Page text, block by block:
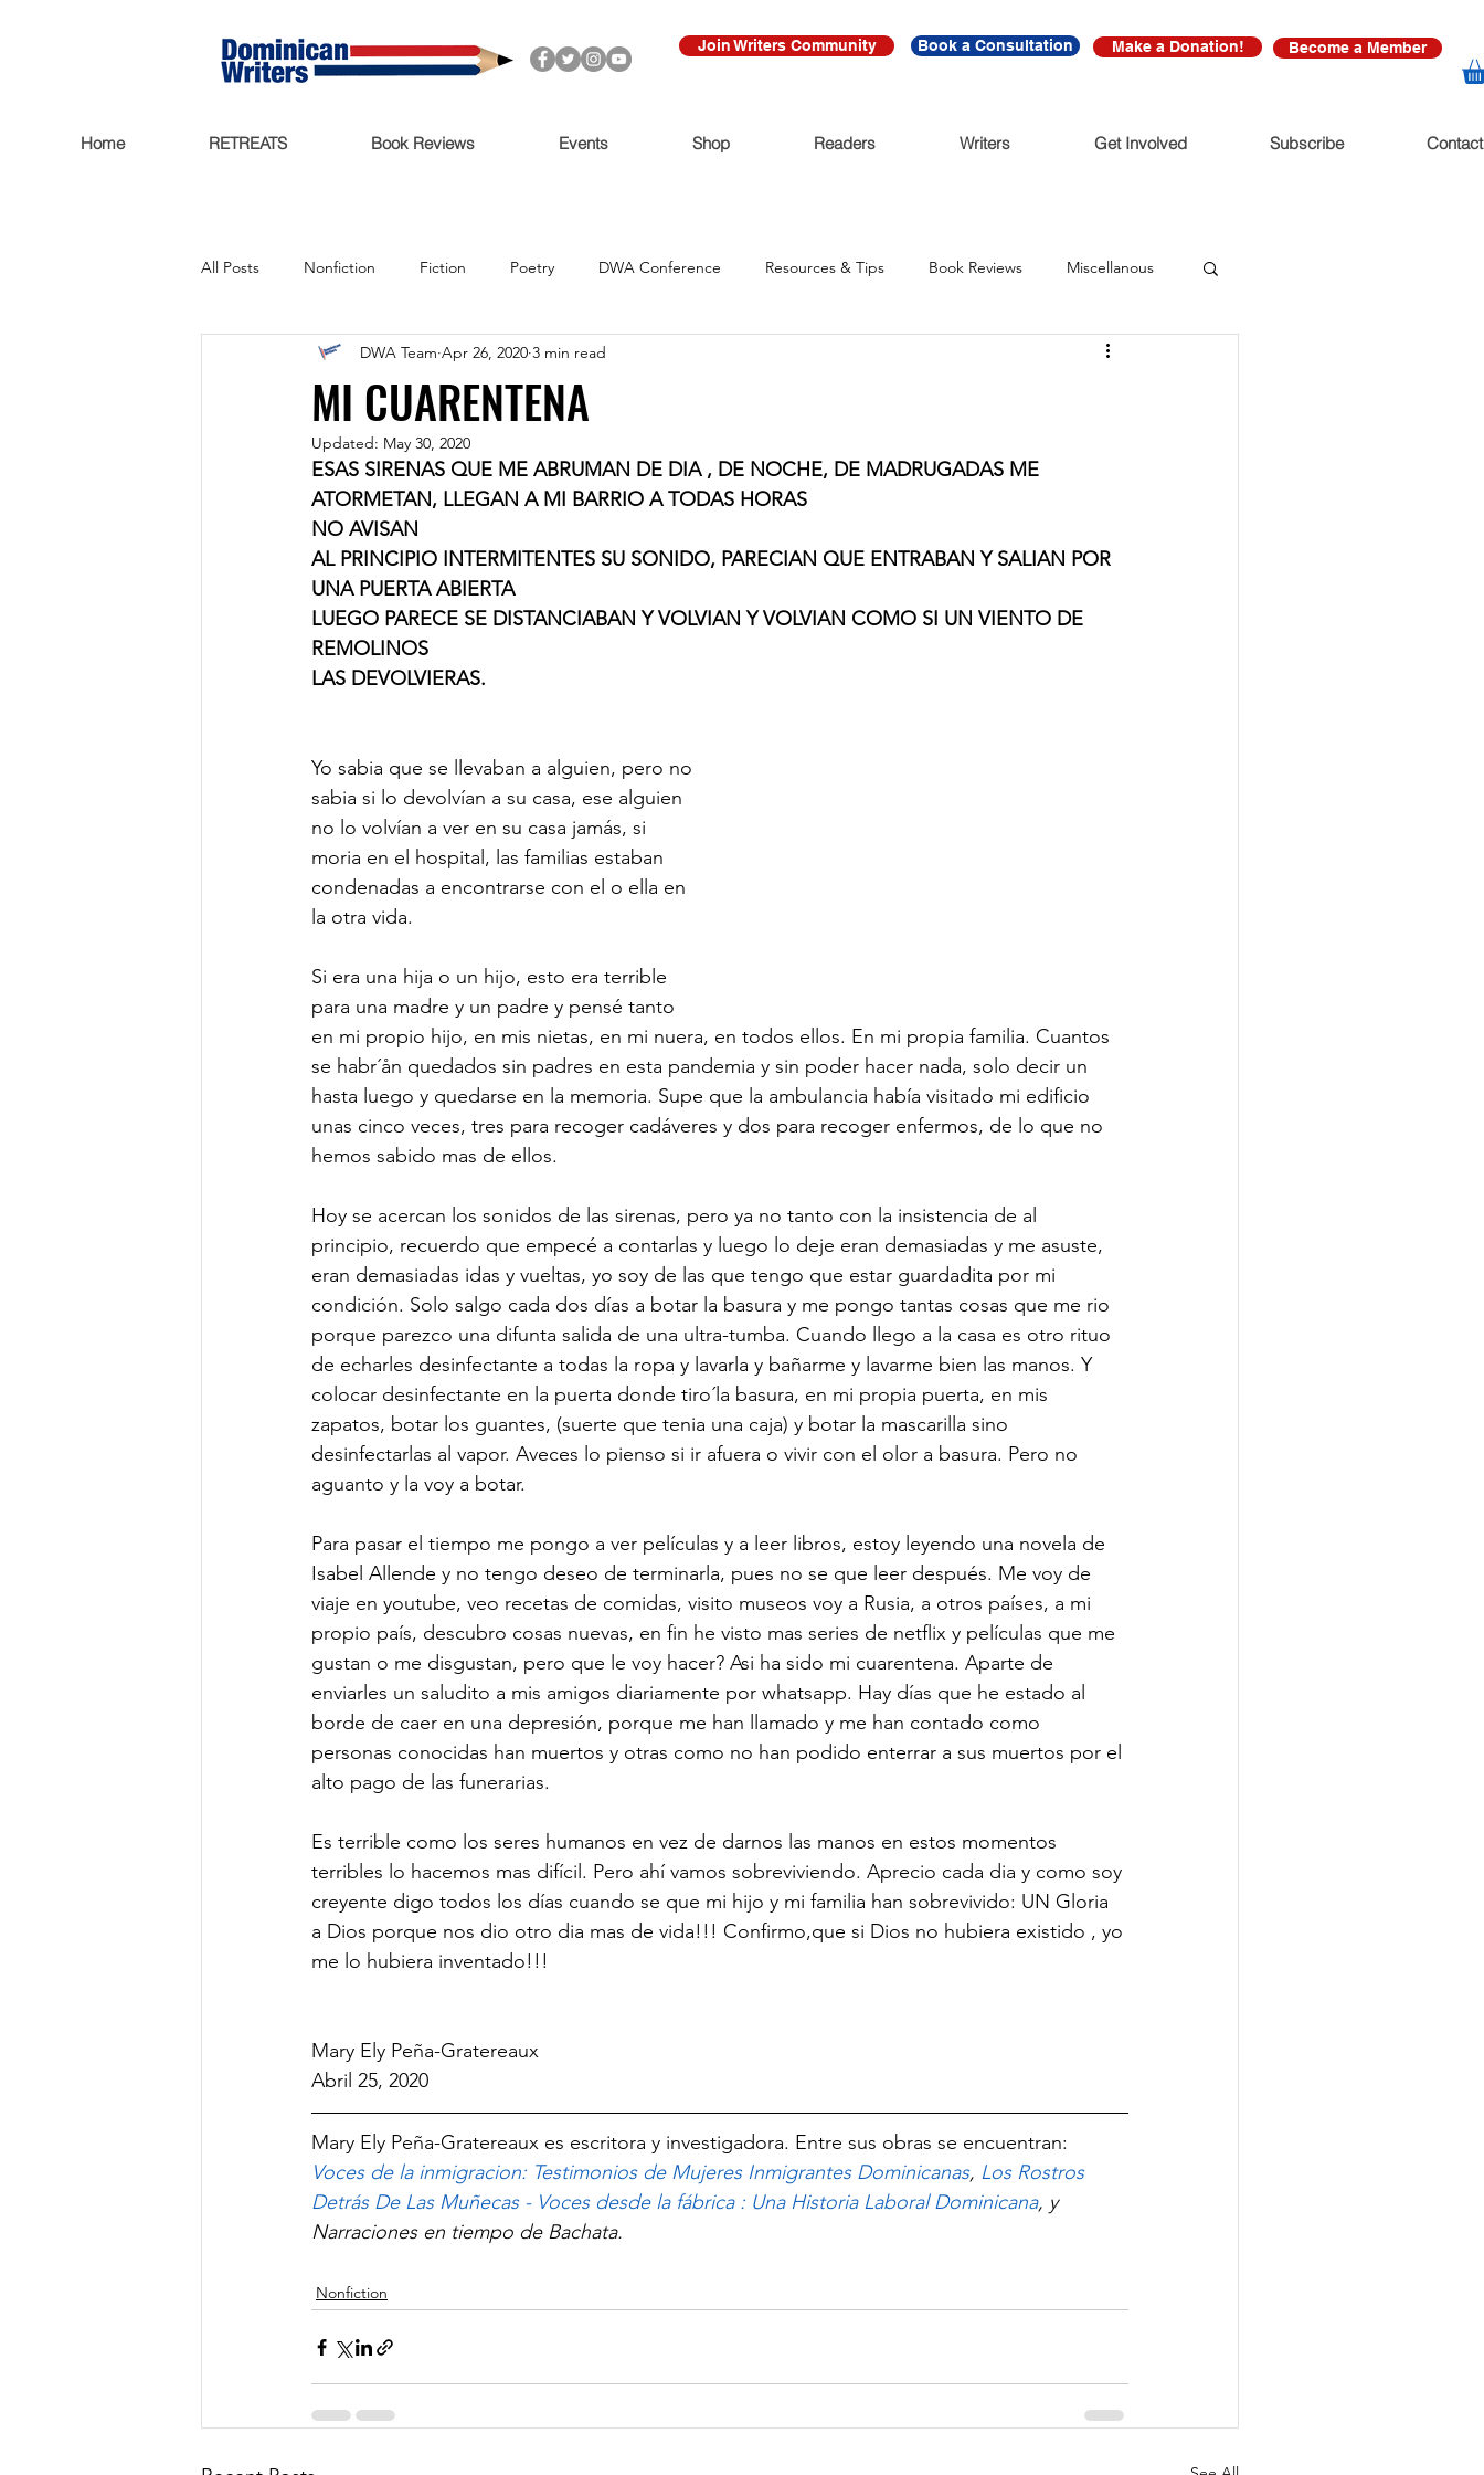
Join Writers Community Book a Consultation Make a Donation! Become a Member
Home RETREATS Book Reviews Events Shop Readers Writers Get Involved Subscribe Contact
All Posts Nonfiction Fiction Poetry DWA Conference Resources & Tips Book Reviews Miscellanous
Trending Now Funding Call for Submissions
Writers Salon
nonfiction DWA Blog
MI CUARENTENA
DWA Team Apr 26, 2020 3 min read
Updated: May 30, 2020
ESAS SIRENAS QUE ME ABRUMAN DE DIA , DE NOCHE, DE MADRUGADAS ME
ATORMETAN, LLEGAN A MI BARRIO A TODAS HORAS
NO AVISAN
AL PRINCIPIO INTERMITENTES SU SONIDO, PARECIAN QUE ENTRABAN Y SALIAN POR
UNA PUERTA ABIERTA
LUEGO PARECE SE DISTANCIABAN Y VOLVIAN Y VOLVIAN COMO SI UN VIENTO DE
REMOLINOS
LAS DEVOLVIERAS.
Yo sabia que se llevaban a alguien, pero no
sabia si lo devolvían a su casa, ese alguien
no lo volvían a ver en su casa jamás, si
moria en el hospital, las familias estaban
condenadas a encontrarse con el o ella en
la otra vida.
Si era una hija o un hijo, esto era terrible
para una madre y un padre y pensé tanto
en mi propio hijo, en mis nietas, en mi nuera, en todos ellos. En mi propia familia. Cuantos
se habr´ån quedados sin padres en esta pandemia y sin poder hacer nada, solo decir un
hasta luego y quedarse en la memoria. Supe que la ambulancia había visitado mi edificio
unas cinco veces, tres para recoger cadáveres y dos para recoger enfermos, de lo que no
hemos sabido mas de ellos.
Hoy se acercan los sonidos de las sirenas, pero ya no tanto con la insistencia de al
principio, recuerdo que empecé a contarlas y luego lo deje eran demasiadas y me asuste,
eran demasiadas idas y vueltas, yo soy de las que tengo que estar guardadita por mi
condición. Solo salgo cada dos días a botar la basura y me pongo tantas cosas que me rio
porque parezco una difunta salida de una ultra-tumba. Cuando llego a la casa es otro rituo
de echarles desinfectante a todas la ropa y lavarla y bañarme y lavarme bien las manos. Y
colocar desinfectante en la puerta donde tiro´la basura, en mi propia puerta, en mis
zapatos, botar los guantes, (suerte que tenia una caja) y botar la mascarilla sino
desinfectarlas al vapor. Aveces lo pienso si ir afuera o vivir con el olor a basura. Pero no
aguanto y la voy a botar.
Para pasar el tiempo me pongo a ver películas y a leer libros, estoy leyendo una novela de
Isabel Allende y no tengo deseo de terminarla, pues no se que leer después. Me voy de
viaje en youtube, veo recetas de comidas, visito museos voy a Rusia, a otros países, a mi
propio país, descubro cosas nuevas, en fin he visto mas series de netflix y películas que me
gustan o me disgustan, pero que le voy hacer? Asi ha sido mi cuarentena. Aparte de
enviarles un saludito a mis amigos diariamente por whatsapp. Hay días que he estado al
borde de caer en una depresión, porque me han llamado y me han contado como
personas conocidas han muertos y otras como no han podido enterrar a sus muertos por el
alto pago de las funerarias.
Es terrible como los seres humanos en vez de darnos las manos en estos momentos
terribles lo hacemos mas difícil. Pero ahí vamos sobreviviendo. Aprecio cada dia y como soy
creyente digo todos los días cuando se que mi hijo y mi familia han sobrevivido: UN Gloria
a Dios porque nos dio otro dia mas de vida!!! Confirmo,que si Dios no hubiera existido , yo
me lo hubiera inventado!!!
Mary Ely Peña-Gratereaux
Abril 25, 2020
Mary Ely Peña-Gratereaux es escritora y investigadora. Entre sus obras se encuentran:
Voces de la inmigracion: Testimonios de Mujeres Inmigrantes Dominicanas, Los Rostros
Detrás De Las Muñecas - Voces desde la fábrica : Una Historia Laboral Dominicana, y
Narraciones en tiempo de Bachata.
Nonfiction